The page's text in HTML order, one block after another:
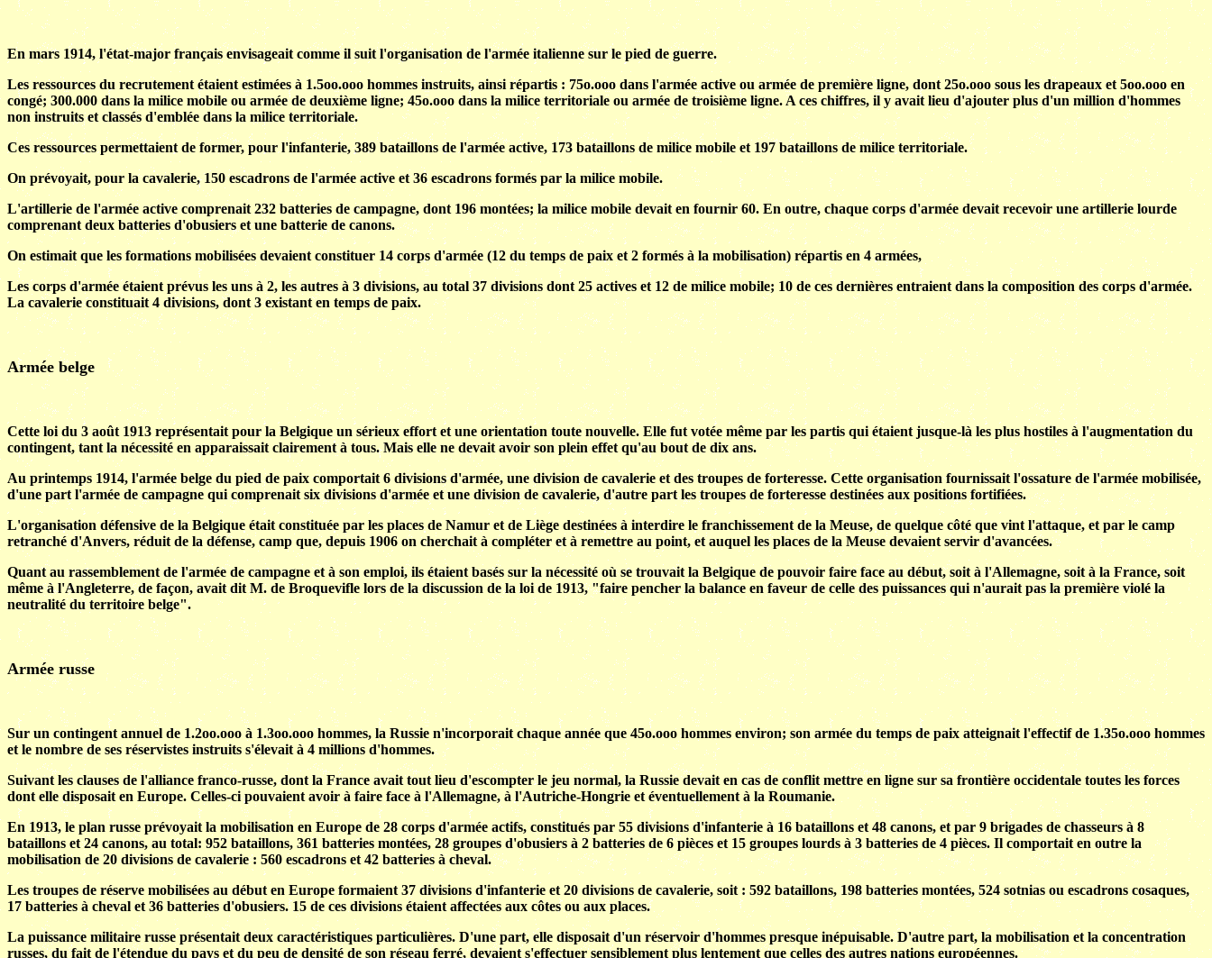
En mars 1914, l'état-major français envisageait comme il suit l'organisation de l'armée italienne sur le pied de guerre.
Les ressources du recrutement étaient estimées à 1.5oo.ooo hommes instruits, ainsi répartis : 75o.ooo dans l'armée active ou armée de première ligne, dont 25o.ooo sous les drapeaux et 5oo.ooo en
congé; 300.000 dans la milice mobile ou armée de deuxième ligne; 45o.ooo dans la milice territoriale ou armée de troisième ligne. A ces chiffres, il y avait lieu d'ajouter plus d'un million d'hommes
non instruits et classés d'emblée dans la milice territoriale.
Ces ressources permettaient de former, pour l'infanterie, 389 bataillons de l'armée active, 173 bataillons de milice mobile et 197 bataillons de milice territoriale.
On prévoyait, pour la cavalerie, 150 escadrons de l'armée active et 36 escadrons formés par la milice mobile.
L'artillerie de l'armée active comprenait 232 batteries de campagne, dont 196 montées; la milice mobile devait en fournir 60. En outre, chaque corps d'armée devait recevoir une artillerie lourde
comprenant deux batteries d'obusiers et une batterie de canons.
On estimait que les formations mobilisées devaient constituer 14 corps d'armée (12 du temps de paix et 2 formés à la mobilisation) répartis en 4 armées,
Les corps d'armée étaient prévus les uns à 2, les autres à 3 divisions, au total 37 divisions dont 25 actives et 12 de milice mobile; 10 de ces dernières entraient dans la composition des corps d'armée.
La cavalerie constituait 4 divisions, dont 3 existant en temps de paix.
Armée belge
Cette loi du 3 août 1913 représentait pour la Belgique un sérieux effort et une orientation toute nouvelle. Elle fut votée même par les partis qui étaient jusque-là les plus hostiles à l'augmentation du
contingent, tant la nécessité en apparaissait clairement à tous. Mais elle ne devait avoir son plein effet qu'au bout de dix ans.
Au printemps 1914, l'armée belge du pied de paix comportait 6 divisions d'armée, une division de cavalerie et des troupes de forteresse. Cette organisation fournissait l'ossature de l'armée mobilisée,
d'une part l'armée de campagne qui comprenait six divisions d'armée et une division de cavalerie, d'autre part les troupes de forteresse destinées aux positions fortifiées.
L'organisation défensive de la Belgique était constituée par les places de Namur et de Liège destinées à interdire le franchissement de la Meuse, de quelque côté que vint l'attaque, et par le camp
retranché d'Anvers, réduit de la défense, camp que, depuis 1906 on cherchait à compléter et à remettre au point, et auquel les places de la Meuse devaient servir d'avancées.
Quant au rassemblement de l'armée de campagne et à son emploi, ils étaient basés sur la nécessité où se trouvait la Belgique de pouvoir faire face au début, soit à l'Allemagne, soit à la France, soit
même à l'Angleterre, de façon, avait dit M. de Broquevifle lors de la discussion de la loi de 1913, "faire pencher la balance en faveur de celle des puissances qui n'aurait pas la première violé la
neutralité du territoire belge".
Armée russe
Sur un contingent annuel de 1.2oo.ooo à 1.3oo.ooo hommes, la Russie n'incorporait chaque année que 45o.ooo hommes environ; son armée du temps de paix atteignait l'effectif de 1.35o.ooo hommes
et le nombre de ses réservistes instruits s'élevait à 4 millions d'hommes.
Suivant les clauses de l'alliance franco-russe, dont la France avait tout lieu d'escompter le jeu normal, la Russie devait en cas de conflit mettre en ligne sur sa frontière occidentale toutes les forces
dont elle disposait en Europe. Celles-ci pouvaient avoir à faire face à l'Allemagne, à l'Autriche-Hongrie et éventuellement à la Roumanie.
En 1913, le plan russe prévoyait la mobilisation en Europe de 28 corps d'armée actifs, constitués par 55 divisions d'infanterie à 16 bataillons et 48 canons, et par 9 brigades de chasseurs à 8
bataillons et 24 canons, au total: 952 bataillons, 361 batteries montées, 28 groupes d'obusiers à 2 batteries de 6 pièces et 15 groupes lourds à 3 batteries de 4 pièces. Il comportait en outre la
mobilisation de 20 divisions de cavalerie : 560 escadrons et 42 batteries à cheval.
Les troupes de réserve mobilisées au début en Europe formaient 37 divisions d'infanterie et 20 divisions de cavalerie, soit : 592 bataillons, 198 batteries montées, 524 sotnias ou escadrons cosaques,
17 batteries à cheval et 36 batteries d'obusiers. 15 de ces divisions étaient affectées aux côtes ou aux places.
La puissance militaire russe présentait deux caractéristiques particulières. D'une part, elle disposait d'un réservoir d'hommes presque inépuisable. D'autre part, la mobilisation et la concentration
russes, du fait de l'étendue du pays et du peu de densité de son réseau ferré, devaient s'effectuer sensiblement plus lentement que celles des autres nations européennes.